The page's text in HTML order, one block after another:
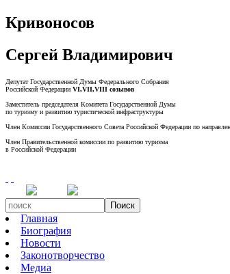
Кривоносов
Сергей Владимирович
Депутат Государственной Думы Федерального Собрания
Российской Федерации VI,VII,VIII созывов
Заместитель председателя Комитета Государственной Думы
по туризму и развитию туристической инфраструктуры
Член Комиссии Государственного Совета Российской Федерации по
Член Правительственной комиссии по развитию туризма
в Российской Федерации
Поиск
Главная
Биография
Новости
Законотворчество
Медиа